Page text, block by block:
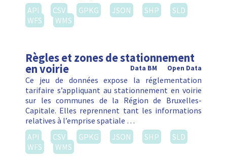
API
CSV GPKG JSON SHP
SLD
WFS
WMS
Règles et zones de stationnement
en voirie Open Data
Data BM
Ce jeu de données expose la réglementation
tarifaire s’appliquant au stationnement en voirie
sur les communes de la Région de Bruxelles-
Capitale. Elles reprennent tant les informations
relatives à l’emprise spatiale …
API
CSV GPKG JSON SHP
SLD
WFS
WMS